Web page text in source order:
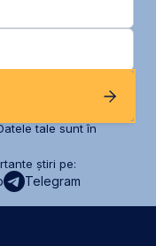
tale sunt în
știri pe:
Telegram